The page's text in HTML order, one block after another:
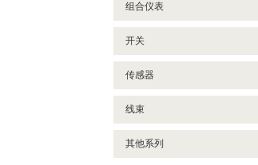
组合仪表
开关
传感器
线束
其他系列